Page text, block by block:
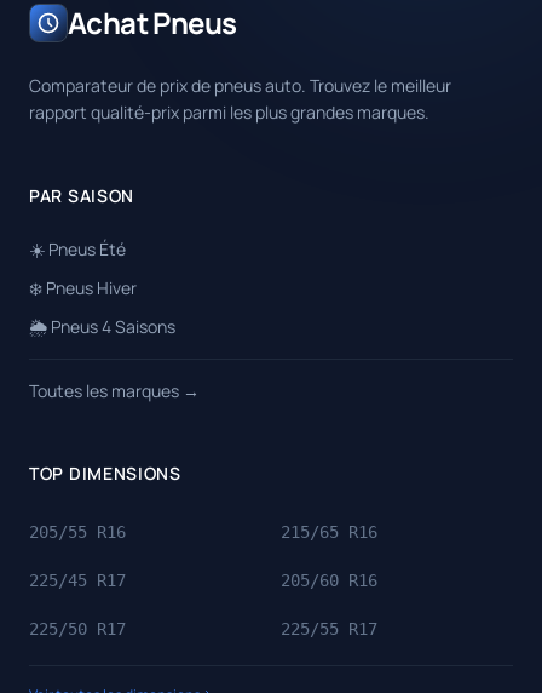
Achat Pneus
Comparateur de prix de pneus auto. Trouvez le meilleur
rapport qualité-prix parmi les plus grandes marques.
PAR SAISON
☀️ Pneus Été
❄️ Pneus Hiver
🌦️ Pneus 4 Saisons
Toutes les marques →
TOP DIMENSIONS
205/55 R16 215/65 R16
225/45 R17 205/60 R16
225/50 R17 225/55 R17